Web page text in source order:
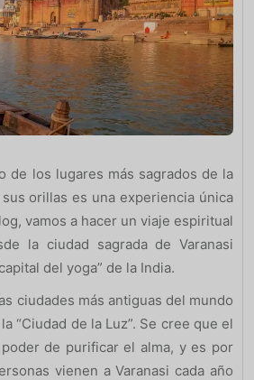
de los lugares más sagrados de la
orillas es una experiencia única
vamos a hacer un viaje espiritual
la ciudad sagrada de Varanasi
del yoga” de la India.
ciudades más antiguas del mundo
“Ciudad de la Luz”. Se cree que el
de purificar el alma, y es por
vienen a Varanasi cada año